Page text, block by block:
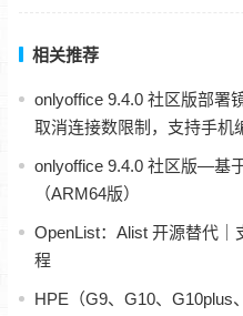
相关推荐
onlyoffice 9.4.0 社区版部署
取消连接数限制，支持手机
onlyoffice 9.4.0 社区版—基
（ARM64版）
OpenList：Alist 开源替代
程
HPE（G9、G10、G10plus